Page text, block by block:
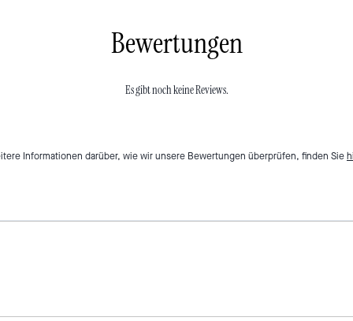
Bewertungen
Es gibt noch keine Reviews.
Informationen darüber, wie wir unsere Bewertungen überprüfen, finden Sie